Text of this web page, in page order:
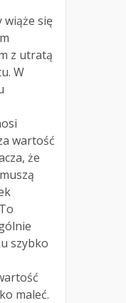
wiąże się
z utratą
W
wartość
że
szybko
maleć.